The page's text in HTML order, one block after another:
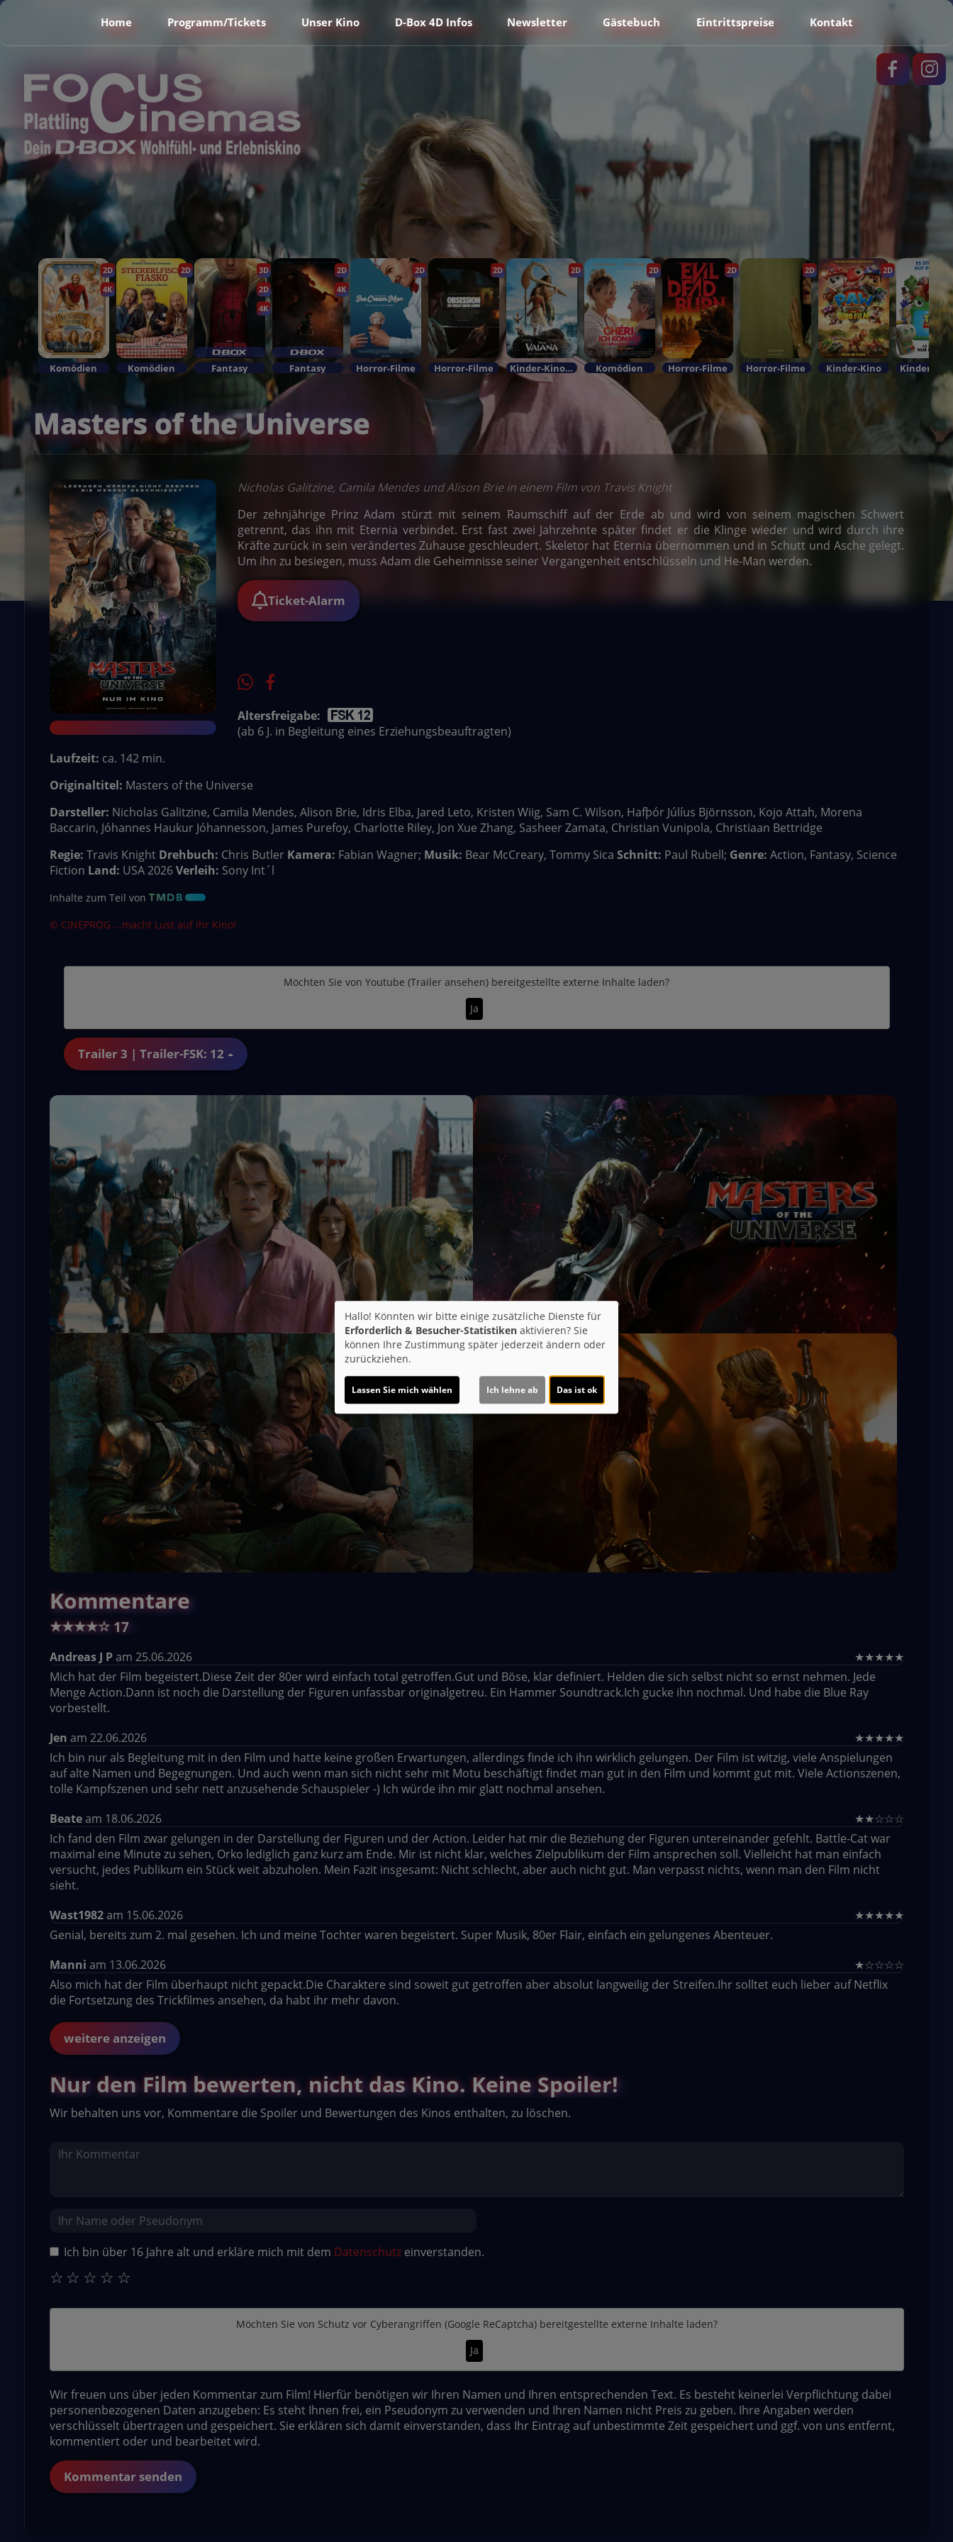
Home Programm/Tickets Unser Kino D-Box 4D Infos Newsletter Gästebuch Eintrittspreise Kontakt
2D
4K
Komödien
2D
Komödien
3D
2D
4K
Fantasy
2D
4K
Fantasy
2D
Horror-Filme
2D
Horror-Filme
2D
Kinder-KinoIm Bundesstart
2D
Komödien
2D
Horror-Filme
2D
Horror-Filme
2D
Kinder-Kino
Masters of the Universe
Nicholas Galitzine, Camila Mendes und Alison Brie in einem Film von Travis Knight
Der zehnjährige Prinz Adam stürzt mit seinem Raumschiff auf der Erde ab und wird von seinem magischen Schwert
getrennt, das ihn mit Eternia verbindet. Erst fast zwei Jahrzehnte später findet er die Klinge wieder und wird durch ihre
Kräfte zurück in sein verändertes Zuhause geschleudert. Skeletor hat Eternia übernommen und in Schutt und Asche gelegt.
Um ihn zu besiegen, muss Adam die Geheimnisse seiner Vergangenheit entschlüsseln und He-Man werden.
Ticket-Alarm
Altersfreigabe:
(ab 6 J. in Begleitung eines Erziehungsbeauftragten)
Laufzeit: ca. 142 min.
Originaltitel: Masters of the Universe
Darsteller: Nicholas Galitzine, Camila Mendes, Alison Brie, Idris Elba, Jared Leto, Kristen Wiig, Sam C. Wilson, Hafþór Júlíus Björnsson, Kojo Attah, Morena
Baccarin, Jóhannes Haukur Jóhannesson, James Purefoy, Charlotte Riley, Jon Xue Zhang, Sasheer Zamata, Christian Vunipola, Christiaan Bettridge
Regie: Travis Knight Drehbuch: Chris Butler Kamera: Fabian Wagner; Musik: Bear McCreary, Tommy Sica Schnitt: Paul Rubell; Genre: Action, Fantasy, Science
Fiction Land: USA 2026 Verleih: Sony Int´l
Inhalte zum Teil von
© CINEPROG ...macht Lust auf Ihr Kino!
Möchten Sie vonYoutube (Trailer ansehen) bereitgestellte externe Inhalte laden?
Ja
Trailer 3 | Trailer-FSK: 12
Kommentare
★★★★☆ 17
Andreas J Pam 25.06.2026 ★★★★★
Mich hat der Film begeistert.Diese Zeit der 80er wird einfach total getroffen.Gut und Böse, klar definiert. Helden die sich selbst nicht so ernst nehmen. Jede
Menge Action.Dann ist noch die Darstellung der Figuren unfassbar originalgetreu. Ein Hammer Soundtrack.Ich gucke ihn nochmal. Und habe die Blue Ray
vorbestellt.
Jen am 22.06.2026 ★★★★★
Ich bin nur als Begleitung mit in den Film und hatte keine großen Erwartungen, allerdings finde ich ihn wirklich gelungen. Der Film ist witzig, viele Anspielungen
auf alte Namen und Begegnungen. Und auch wenn man sich nicht sehr mit Motu beschäftigt findet man gut in den Film und kommt gut mit. Viele Actionszenen,
tolle Kampfszenen und sehr nett anzusehende Schauspieler -) Ich würde ihn mir glatt nochmal ansehen.
Beateam 18.06.2026 ★★☆☆☆
Ich fand den Film zwar gelungen in der Darstellung der Figuren und der Action. Leider hat mir die Beziehung der Figuren untereinander gefehlt. Battle-Cat war
maximal eine Minute zu sehen, Orko lediglich ganz kurz am Ende. Mir ist nicht klar, welches Zielpublikum der Film ansprechen soll. Vielleicht hat man einfach
versucht, jedes Publikum ein Stück weit abzuholen. Mein Fazit insgesamt: Nicht schlecht, aber auch nicht gut. Man verpasst nichts, wenn man den Film nicht
sieht.
Wast1982am 15.06.2026 ★★★★★
Genial, bereits zum 2. mal gesehen. Ich und meine Tochter waren begeistert. Super Musik, 80er Flair, einfach ein gelungenes Abenteuer.
Manni am 13.06.2026 ★☆☆☆☆
Also mich hat der Film überhaupt nicht gepackt.Die Charaktere sind soweit gut getroffen aber absolut langweilig der Streifen.Ihr solltet euch lieber auf Netflix
die Fortsetzung des Trickfilmes ansehen, da habt ihr mehr davon.
weitere anzeigen
Nur den Film bewerten, nicht das Kino. Keine Spoiler!
Wir behalten uns vor, Kommentare die Spoiler und Bewertungen des Kinos enthalten, zu löschen.
Ich bin über 16 Jahre alt und erkläre mich mit dem Datenschutzeinverstanden.
☆
☆
☆
☆
☆
Möchten Sie von Schutz vor Cyberangriffen (Google ReCaptcha)bereitgestellte externe Inhalte laden?
Ja
Wir freuen uns über jeden Kommentar zum Film! Hierfür benötigen wir Ihren Namen und Ihren entsprechenden Text. Es besteht keinerlei Verpflichtung dabei
personenbezogenen Daten anzugeben: Es steht Ihnen frei, ein Pseudonym zu verwenden und Ihren Namen nicht Preis zu geben. Ihre Angaben werden
verschlüsselt übertragen und gespeichert. Sie erklären sich damit einverstanden, dass Ihr Eintrag auf unbestimmte Zeit gespeichert und ggf. von uns entfernt,
kommentiert oder und bearbeitet wird.
Kommentar senden
Hallo! Könnten wir bitte einige zusätzliche Dienste für
Erforderlich & Besucher-Statistiken aktivieren? Sie
können Ihre Zustimmung später jederzeit ändern oder
zurückziehen.
Lassen Sie mich wählen Ich lehne ab Das ist ok